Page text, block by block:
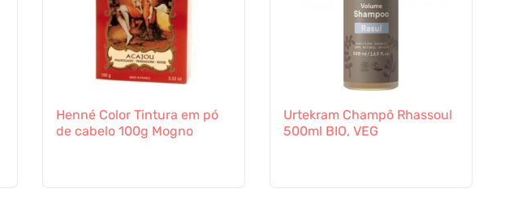
Henné Color Tintura em pó
de cabelo 100g Mogno
Urtekram Champô Rhassoul
500ml BIO, VEG